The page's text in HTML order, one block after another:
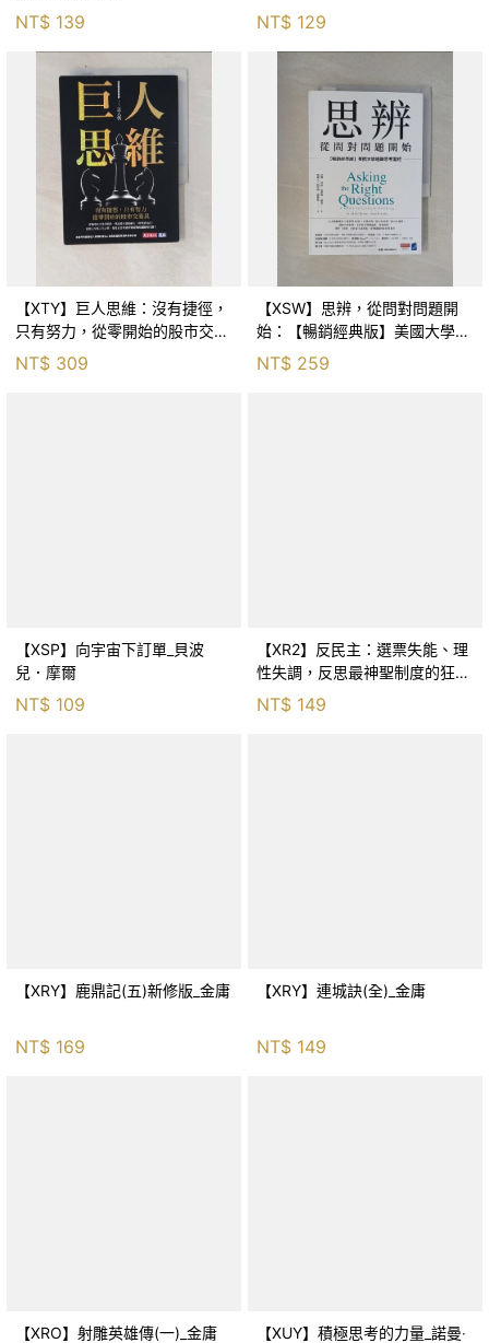
NT$ 139 NT$ 129
【XTY】巨人思維：沒有捷徑，
只有努力，從零開始的股市交易
員_巨人傑
NT$ 309
【XSW】思辨，從問對問題開
始：【暢銷經典版】美國大學邏
輯思考聖經_尼爾．布朗, 史都
華．基里, 羅耀宗, 蔡宏明, 黃賓
NT$ 259
【XSP】向宇宙下訂單_貝波
兒．摩爾
NT$ 109
【XR2】反民主：選票失能、理
性失調，反思最神聖制度的狂亂
NT$ 149
【XRY】鹿鼎記(五)新修版_金庸
NT$ 169
【XRY】連城訣(全)_金庸
NT$ 149
【XRO】射雕英雄傳(一)_金庸
【XUY】積極思考的力量_諾曼‧